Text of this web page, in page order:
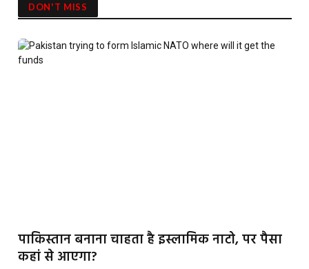
DON'T MISS
पाकिस्तान बनाना चाहता है इस्लामिक नाटो, पर पैसा
कहां से आएगा?